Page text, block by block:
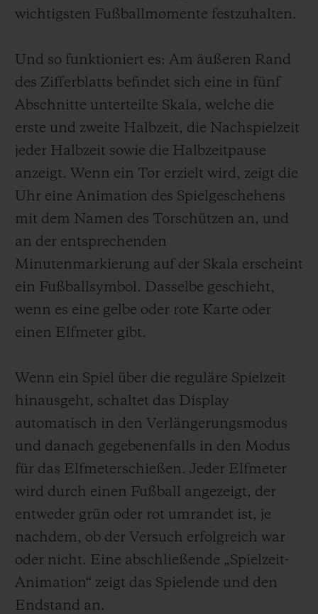
wichtigsten Fußballmomente festzuhalten.
Und so funktioniert es: Am äußeren Rand
des Zifferblatts befindet sich eine in fünf
Abschnitte unterteilte Skala, welche die
erste und zweite Halbzeit, die Nachspielzeit
jeder Halbzeit sowie die Halbzeitpause
anzeigt. Wenn ein Tor erzielt wird, zeigt die
Uhr eine Animation des Spielgeschehens
mit dem Namen des Torschützen an, und
an der entsprechenden
Minutenmarkierung auf der Skala erscheint
ein Fußballsymbol. Dasselbe geschieht,
wenn es eine gelbe oder rote Karte oder
einen Elfmeter gibt.
Wenn ein Spiel über die reguläre Spielzeit
hinausgeht, schaltet das Display
automatisch in den Verlängerungsmodus
und danach gegebenenfalls in den Modus
für das Elfmeterschießen. Jeder Elfmeter
wird durch einen Fußball angezeigt, der
entweder grün oder rot umrandet ist, je
nachdem, ob der Versuch erfolgreich war
oder nicht. Eine abschließende „Spielzeit-
Animation“ zeigt das Spielende und den
Endstand an.